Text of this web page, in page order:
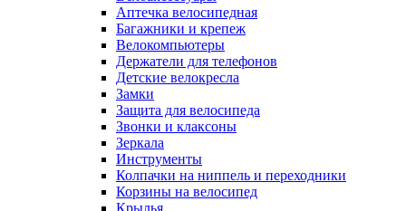
Аптечка велосипедная
Багажники и крепеж
Велокомпьютеры
Держатели для телефонов
Детские велокресла
Замки
Защита для велосипеда
Звонки и клаксоны
Зеркала
Инструменты
Колпачки на ниппель и переходники
Корзины на велосипед
Крылья